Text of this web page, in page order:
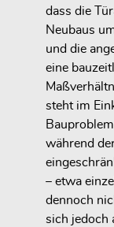
dass die
Neubaus
und die
eine
steht im
während
– etwa
dennoch
sich jedoch